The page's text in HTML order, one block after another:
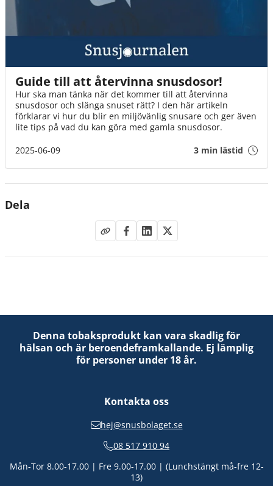
Guide till att återvinna snusdosor!
Hur ska man tänka när det kommer till att återvinna
snusdosor och slänga snuset rätt? I den här artikeln
förklarar vi hur du blir en miljövänlig snusare och ger även
lite tips på vad du kan göra med gamla snusdosor.
2025-06-09
3 min lästid
Dela
Denna tobaksprodukt kan vara skadlig för
hälsan och är beroendeframkallande. Ej lämplig
för personer under 18 år.
Kontakta oss
hej@snusbolaget.se
08 517 910 94
Mån-Tor 8.00-17.00 | Fre 9.00-17.00 | (Lunchstängt må-fre 12-
13)